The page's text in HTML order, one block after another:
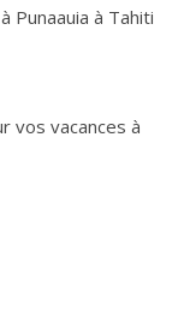
Punaauia à Tahiti
vos vacances à